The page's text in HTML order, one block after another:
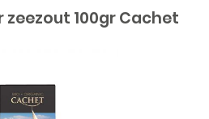
100gr Cachet